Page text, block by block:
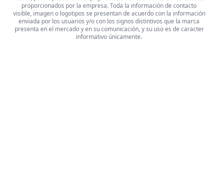
proporcionados por la empresa. Toda la información de contacto
visible, imagen o logotipos se presentan de acuerdo con la información
enviada por los usuarios y/o con los signos distintivos que la marca
presenta en el mercado y en su comunicación, y su uso es de caracter
informativo únicamente.